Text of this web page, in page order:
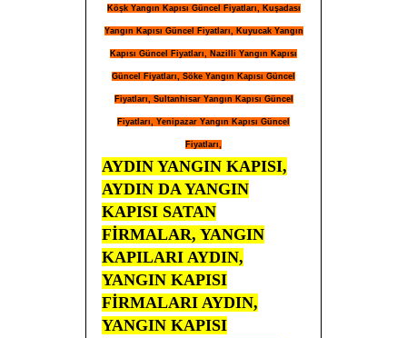
Köşk Yangın Kapısı Güncel Fiyatları, Kuşadası
Yangın Kapısı Güncel Fiyatları, Kuyucak Yangın
Kapısı Güncel Fiyatları, Nazilli Yangın Kapısı
Güncel Fiyatları, Söke Yangın Kapısı Güncel
Fiyatları, Sultanhisar Yangın Kapısı Güncel
Fiyatları, Yenipazar Yangın Kapısı Güncel
Fiyatları,
AYDIN YANGIN KAPISI,
AYDIN DA YANGIN
KAPISI SATAN
FİRMALAR, YANGIN
KAPILARI AYDIN,
YANGIN KAPISI
FİRMALARI AYDIN,
YANGIN KAPISI